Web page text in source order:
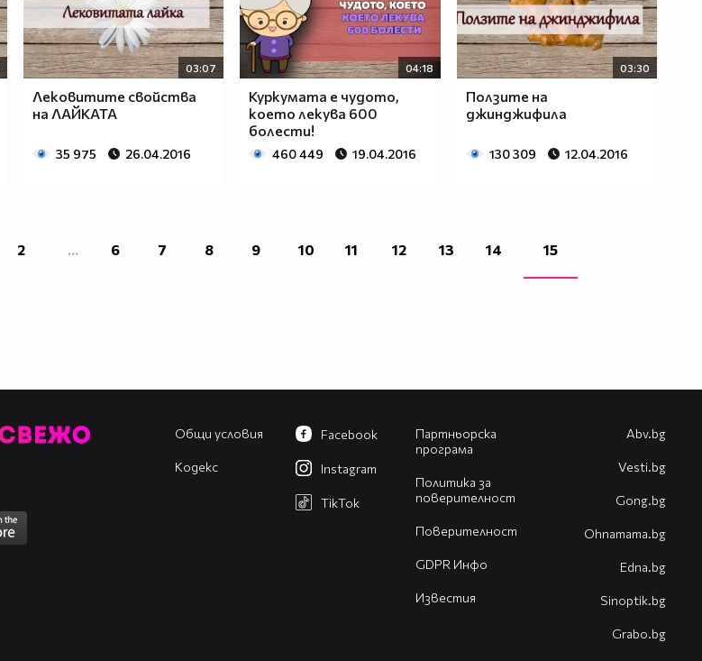
03:07
Лековитите свойства
на ЛАЙКАТА
35 975 26.04.2016
04:18
Куркумата е чудото,
което лекува 600
болести!
460 449 19.04.2016
03:30
Ползите на
джинджифила
130 309 12.04.2016
2 ... 6 7 8 9 10 11 12 13 14 15
Общи условия
Кодекс
Партньорска
програма
Политика за
поверителност
Поверителност
GDPR Инфо
Известия
Facebook
Instagram
TikTok
Abv.bg
Vesti.bg
Gong.bg
Оhnamama.bg
Edna.bg
Sinoptik.bg
Grabo.bg